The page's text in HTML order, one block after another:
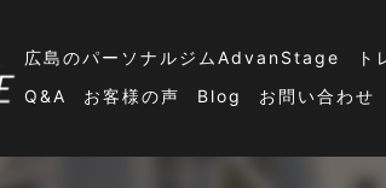
広島のパーソナルジムAdvanStage ト
Q&A
お客様の声 Blog お問い合わせ